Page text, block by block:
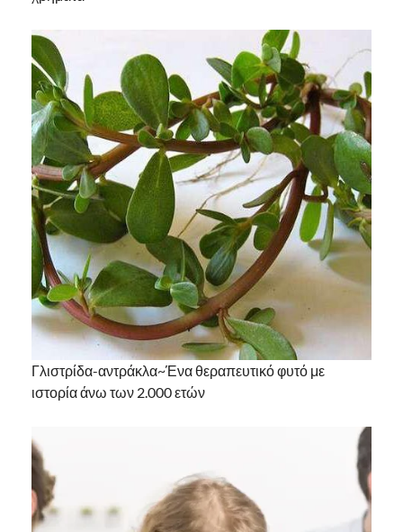
Γλιστρίδα-αντράκλα~Ένα θεραπευτικό φυτό με
ιστορία άνω των 2.000 ετών